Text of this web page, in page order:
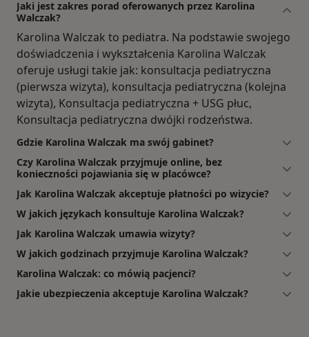
Jaki jest zakres porad oferowanych przez Karolina
Walczak?
Karolina Walczak to pediatra. Na podstawie swojego
doświadczenia i wykształcenia Karolina Walczak
oferuje usługi takie jak: konsultacja pediatryczna
(pierwsza wizyta), konsultacja pediatryczna (kolejna
wizyta), Konsultacja pediatryczna + USG płuc,
Konsultacja pediatryczna dwójki rodzeństwa.
Gdzie Karolina Walczak ma swój gabinet?
Czy Karolina Walczak przyjmuje online, bez
konieczności pojawiania się w placówce?
Jak Karolina Walczak akceptuje płatności po wizycie?
W jakich językach konsultuje Karolina Walczak?
Jak Karolina Walczak umawia wizyty?
W jakich godzinach przyjmuje Karolina Walczak?
Karolina Walczak: co mówią pacjenci?
Jakie ubezpieczenia akceptuje Karolina Walczak?